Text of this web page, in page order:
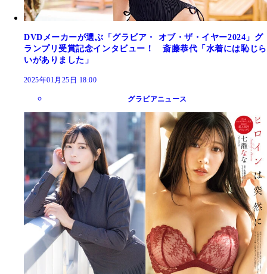
DVDメーカーが選ぶ「グラビア・ オブ・ザ・イヤー2024」グ
ランプリ受賞記念インタビュー！ 斎藤恭代「水着には恥じら
いがありました」
2025年01月25日 18:00
グラビアニュース